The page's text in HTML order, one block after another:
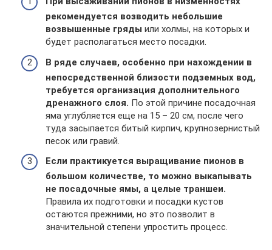
рекомендуется возводить небольшие
возвышенные гряды или холмы, на которых и
будет располагаться место посадки.
В ряде случаев, особенно при нахождении в
непосредственной близости подземных вод,
требуется организация дополнительного
дренажного слоя. По этой причине посадочная
яма углубляется еще на 15 – 20 см, после чего
туда засыпается битый кирпич, крупнозернистый
песок или гравий.
Если практикуется выращивание пионов в
большом количестве, то можно выкапывать
не посадочные ямы, а целые траншеи.
Правила их подготовки и посадки кустов
остаются прежними, но это позволит в
значительной степени упростить процесс.